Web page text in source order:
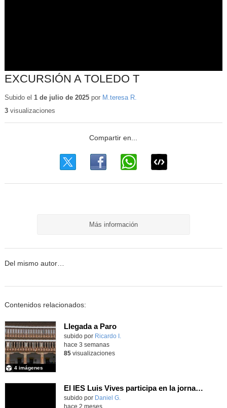
EXCURSIÓN A TOLEDO T
Subido el 1 de julio de 2025por M.teresa R.
3visualizaciones
Más información
Del mismo autor…
Contenidos relacionados:
Llegada a Paro
subido por Ricardo I.
4 imágenes
hace 3 semanas
85visualizaciones
El IES Luis Vives participa en la jornada de trabajo sobre mecanizado CNC e Industria 4.0
subido por Daniel G.
hace 2 meses